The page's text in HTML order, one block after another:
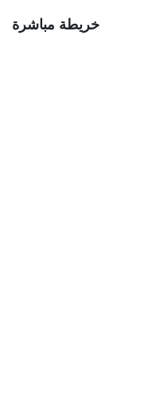
خريطة مباشرة